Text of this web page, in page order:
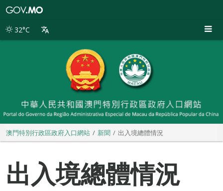
別
32°C
澳門特別行政區政府入口網站 新聞 出入境總體情況
出入境總體情況